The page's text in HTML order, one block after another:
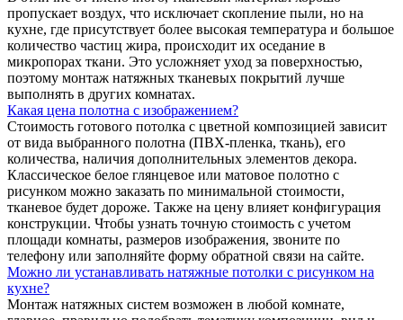
пропускает воздух, что исключает скопление пыли, но на
кухне, где присутствует более высокая температура и большое
количество частиц жира, происходит их оседание в
микропорах ткани. Это усложняет уход за поверхностью,
поэтому монтаж натяжных тканевых покрытий лучше
выполнять в других комнатах.
Какая цена полотна с изображением?
Стоимость готового потолка с цветной композицией зависит
от вида выбранного полотна (ПВХ-пленка, ткань), его
количества, наличия дополнительных элементов декора.
Классическое белое глянцевое или матовое полотно с
рисунком можно заказать по минимальной стоимости,
тканевое будет дороже. Также на цену влияет конфигурация
конструкции. Чтобы узнать точную стоимость с учетом
площади комнаты, размеров изображения, звоните по
телефону или заполняйте форму обратной связи на сайте.
Можно ли устанавливать натяжные потолки с рисунком на
кухне?
Монтаж натяжных систем возможен в любой комнате,